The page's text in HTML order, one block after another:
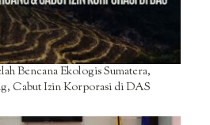
Bencana Ekologis Sumatera,
Cabut Izin Korporasi di DAS